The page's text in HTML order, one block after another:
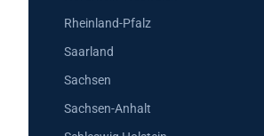
Rheinland-Pfalz
Saarland
Sachsen
Sachsen-Anhalt